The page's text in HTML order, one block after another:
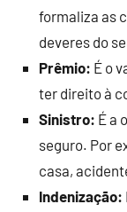
formaliza as
deveres do
Prêmio: É o
ter direito à
Sinistro: É a
seguro. Por
casa,
Indenização: